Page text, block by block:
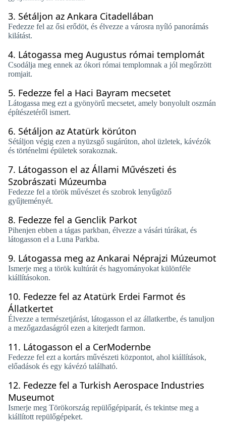
3. Sétáljon az Ankara Citadellában
Fedezze fel az ősi erődöt, és élvezze a városra nyíló panorámás
kilátást.
4. Látogassa meg Augustus római templomát
Csodálja meg ennek az ókori római templomnak a jól megőrzött
romjait.
5. Fedezze fel a Haci Bayram mecsetet
Látogassa meg ezt a gyönyörű mecsetet, amely bonyolult oszmán
építészetéről ismert.
6. Sétáljon az Atatürk körúton
Sétáljon végig ezen a nyüzsgő sugárúton, ahol üzletek, kávézók
és történelmi épületek sorakoznak.
7. Látogasson el az Állami Művészeti és
Szobrászati ​​Múzeumba
Fedezze fel a török ​​művészet és szobrok lenyűgöző
gyűjteményét.
8. Fedezze fel a Genclik Parkot
Pihenjen ebben a tágas parkban, élvezze a vásári túrákat, és
látogasson el a Luna Parkba.
9. Látogassa meg az Ankarai Néprajzi Múzeumot
Ismerje meg a török ​​kultúrát és hagyományokat különféle
kiállításokon.
10. Fedezze fel az Atatürk Erdei Farmot és
Állatkertet
Élvezze a természetjárást, látogasson el az állatkertbe, és tanuljon
a mezőgazdaságról ezen a kiterjedt farmon.
11. Látogasson el a CerModernbe
Fedezze fel ezt a kortárs művészeti központot, ahol kiállítások,
előadások és egy kávézó található.
12. Fedezze fel a Turkish Aerospace Industries
Museumot
Ismerje meg Törökország repülőgépiparát, és tekintse meg a
kiállított repülőgépeket.